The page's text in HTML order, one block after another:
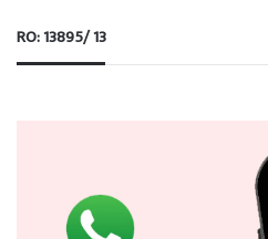
RO: 13895/ 13